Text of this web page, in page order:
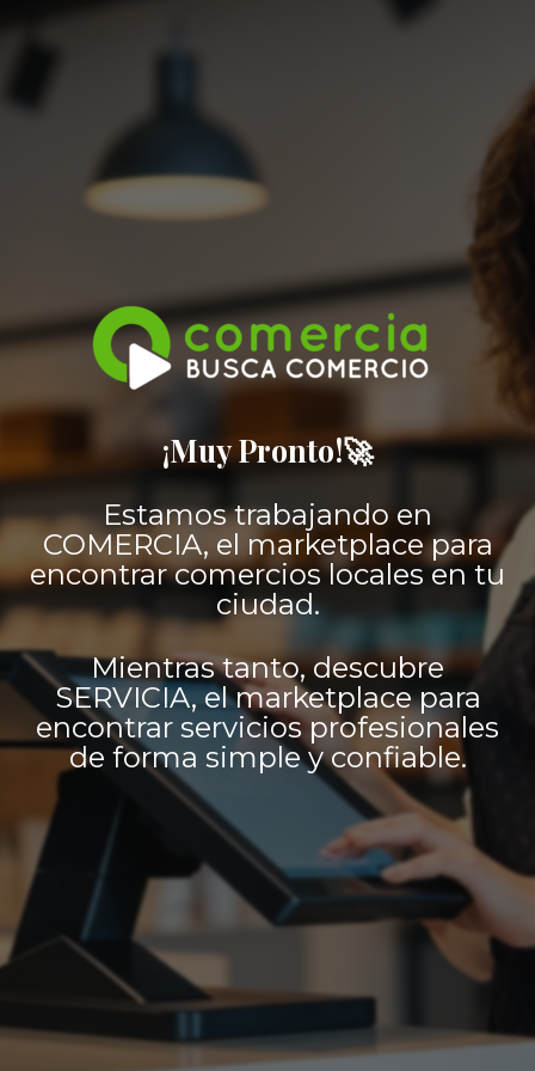
¡Muy Pronto!🚀
Estamos trabajando en
COMERCIA, el marketplace para
encontrar comercios locales en tu
ciudad.
Mientras tanto, descubre
SERVICIA, el marketplace para
encontrar servicios profesionales
de forma simple y confiable.